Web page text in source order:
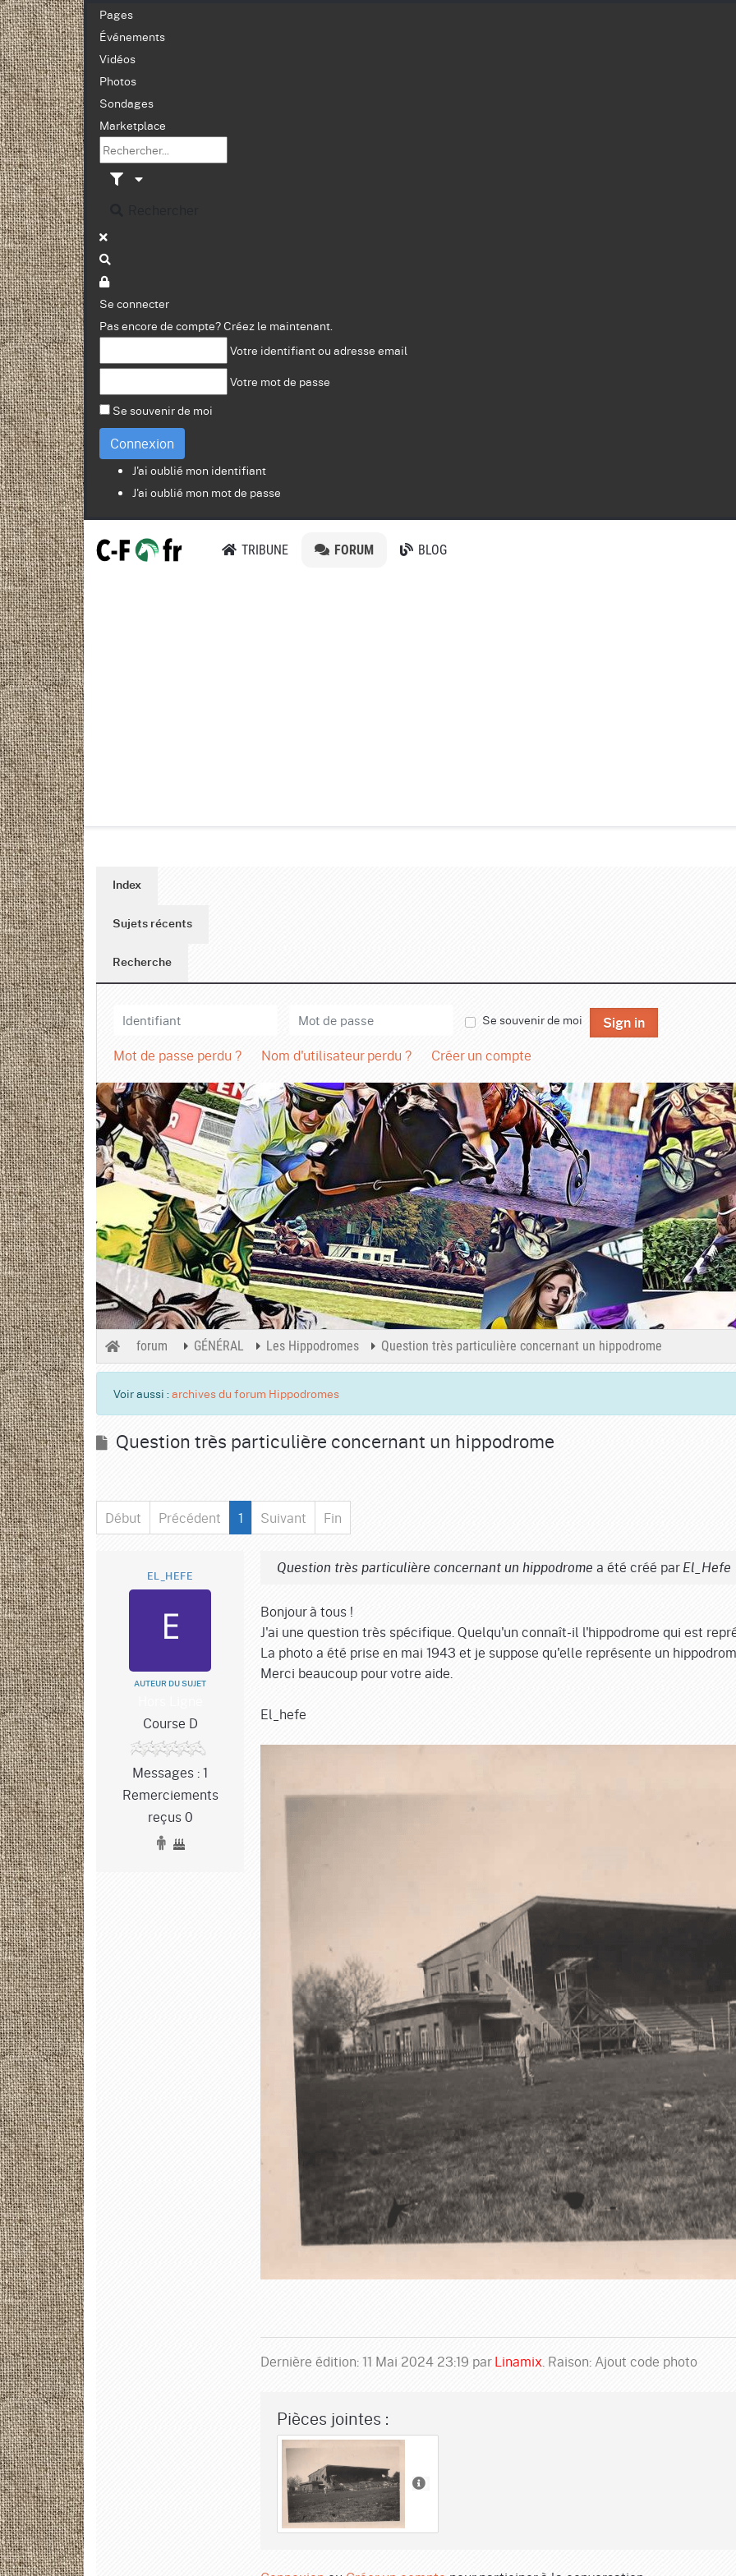
Pages
Événements
Vidéos
Photos
Sondages
Marketplace
Se connecter
Pas encore de compte? Créez le maintenant.
Votre identifiant ou adresse email
Votre mot de passe
Se souvenir de moi
Connexion
J'ai oublié mon identifiant
J'ai oublié mon mot de passe
TRIBUNE FORUM BLOG
Index
Sujets récents
Recherche
Se souvenir de moi Sign in
Mot de passe perdu ? Nom d'utilisateur perdu ? Créer un compte
forum GÉNÉRAL Les Hippodromes Question très particulière concernant un hippodrome
Voir aussi :archives du forum Hippodromes
Question très particulière concernant un hippodrome
Début Précédent 1 Suivant Fin
EL_HEFE
AUTEUR DU SUJET
Course D
Messages : 1
Remerciements
reçus 0
Question très particulière concernant un hippodrome a été créé par El_Hefe
Bonjour à tous !
J'ai une question très spécifique. Quelqu'un connaît-il l'hippodrome qui est
La photo a été prise en mai 1943 et je suppose qu'elle représente un
Merci beaucoup pour votre aide.
El_hefe
Dernière édition: 11 Mai 2024 23:19 parLinamix. Raison: Ajout code photo
Pièces jointes :